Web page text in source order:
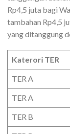
Rp4,5 juta bagi
tambahan Rp4,5
yang ditanggung
Katerori TER
TER A
TER A
TER B